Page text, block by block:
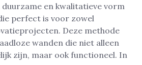
en kwalitatieve vorm
perfect is voor zowel
Deze methode
wanden die niet alleen
zijn, maar ook functioneel. In